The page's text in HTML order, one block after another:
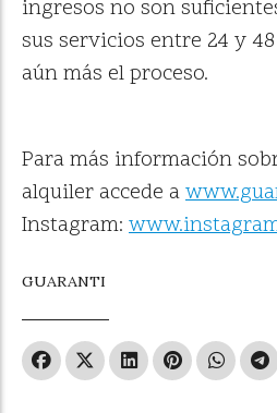
ingresos no son
sus servicios entre 24 y
aún más el proceso.
Para más información
alquiler accede a
Instagram:
GUARANTI